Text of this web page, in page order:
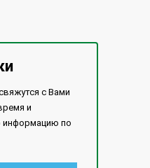
с Вами
и
информацию по